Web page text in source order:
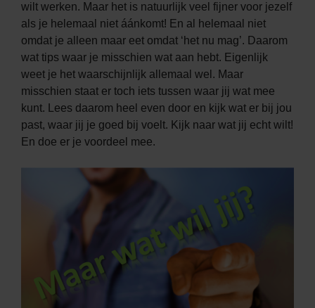
wilt werken. Maar het is natuurlijk veel fijner voor jezelf
als je helemaal niet áánkomt! En al helemaal niet
omdat je alleen maar eet omdat ‘het nu mag’. Daarom
wat tips waar je misschien wat aan hebt. Eigenlijk
weet je het waarschijnlijk allemaal wel. Maar
misschien staat er toch iets tussen waar jij wat mee
kunt. Lees daarom heel even door en kijk wat er bij jou
past, waar jij je goed bij voelt. Kijk naar wat jij echt wilt!
En doe er je voordeel mee.